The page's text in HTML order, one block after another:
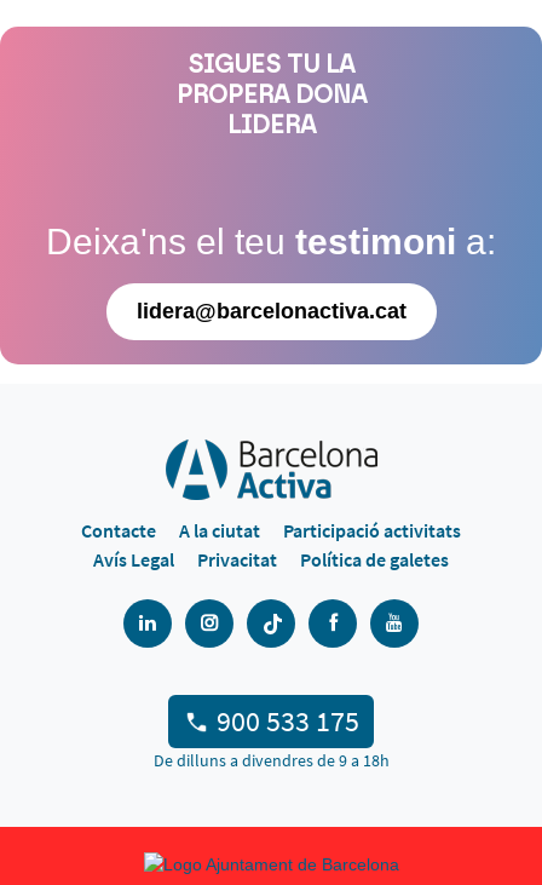
SIGUES TU LA
PROPERA DONA
LIDERA
Deixa'ns el teu testimoni a:
lidera@barcelonactiva.cat
Contacte A la ciutat
Participació activitats
Avís Legal
Privacitat Política de galetes
900 533 175
De dilluns a divendres de 9 a 18h